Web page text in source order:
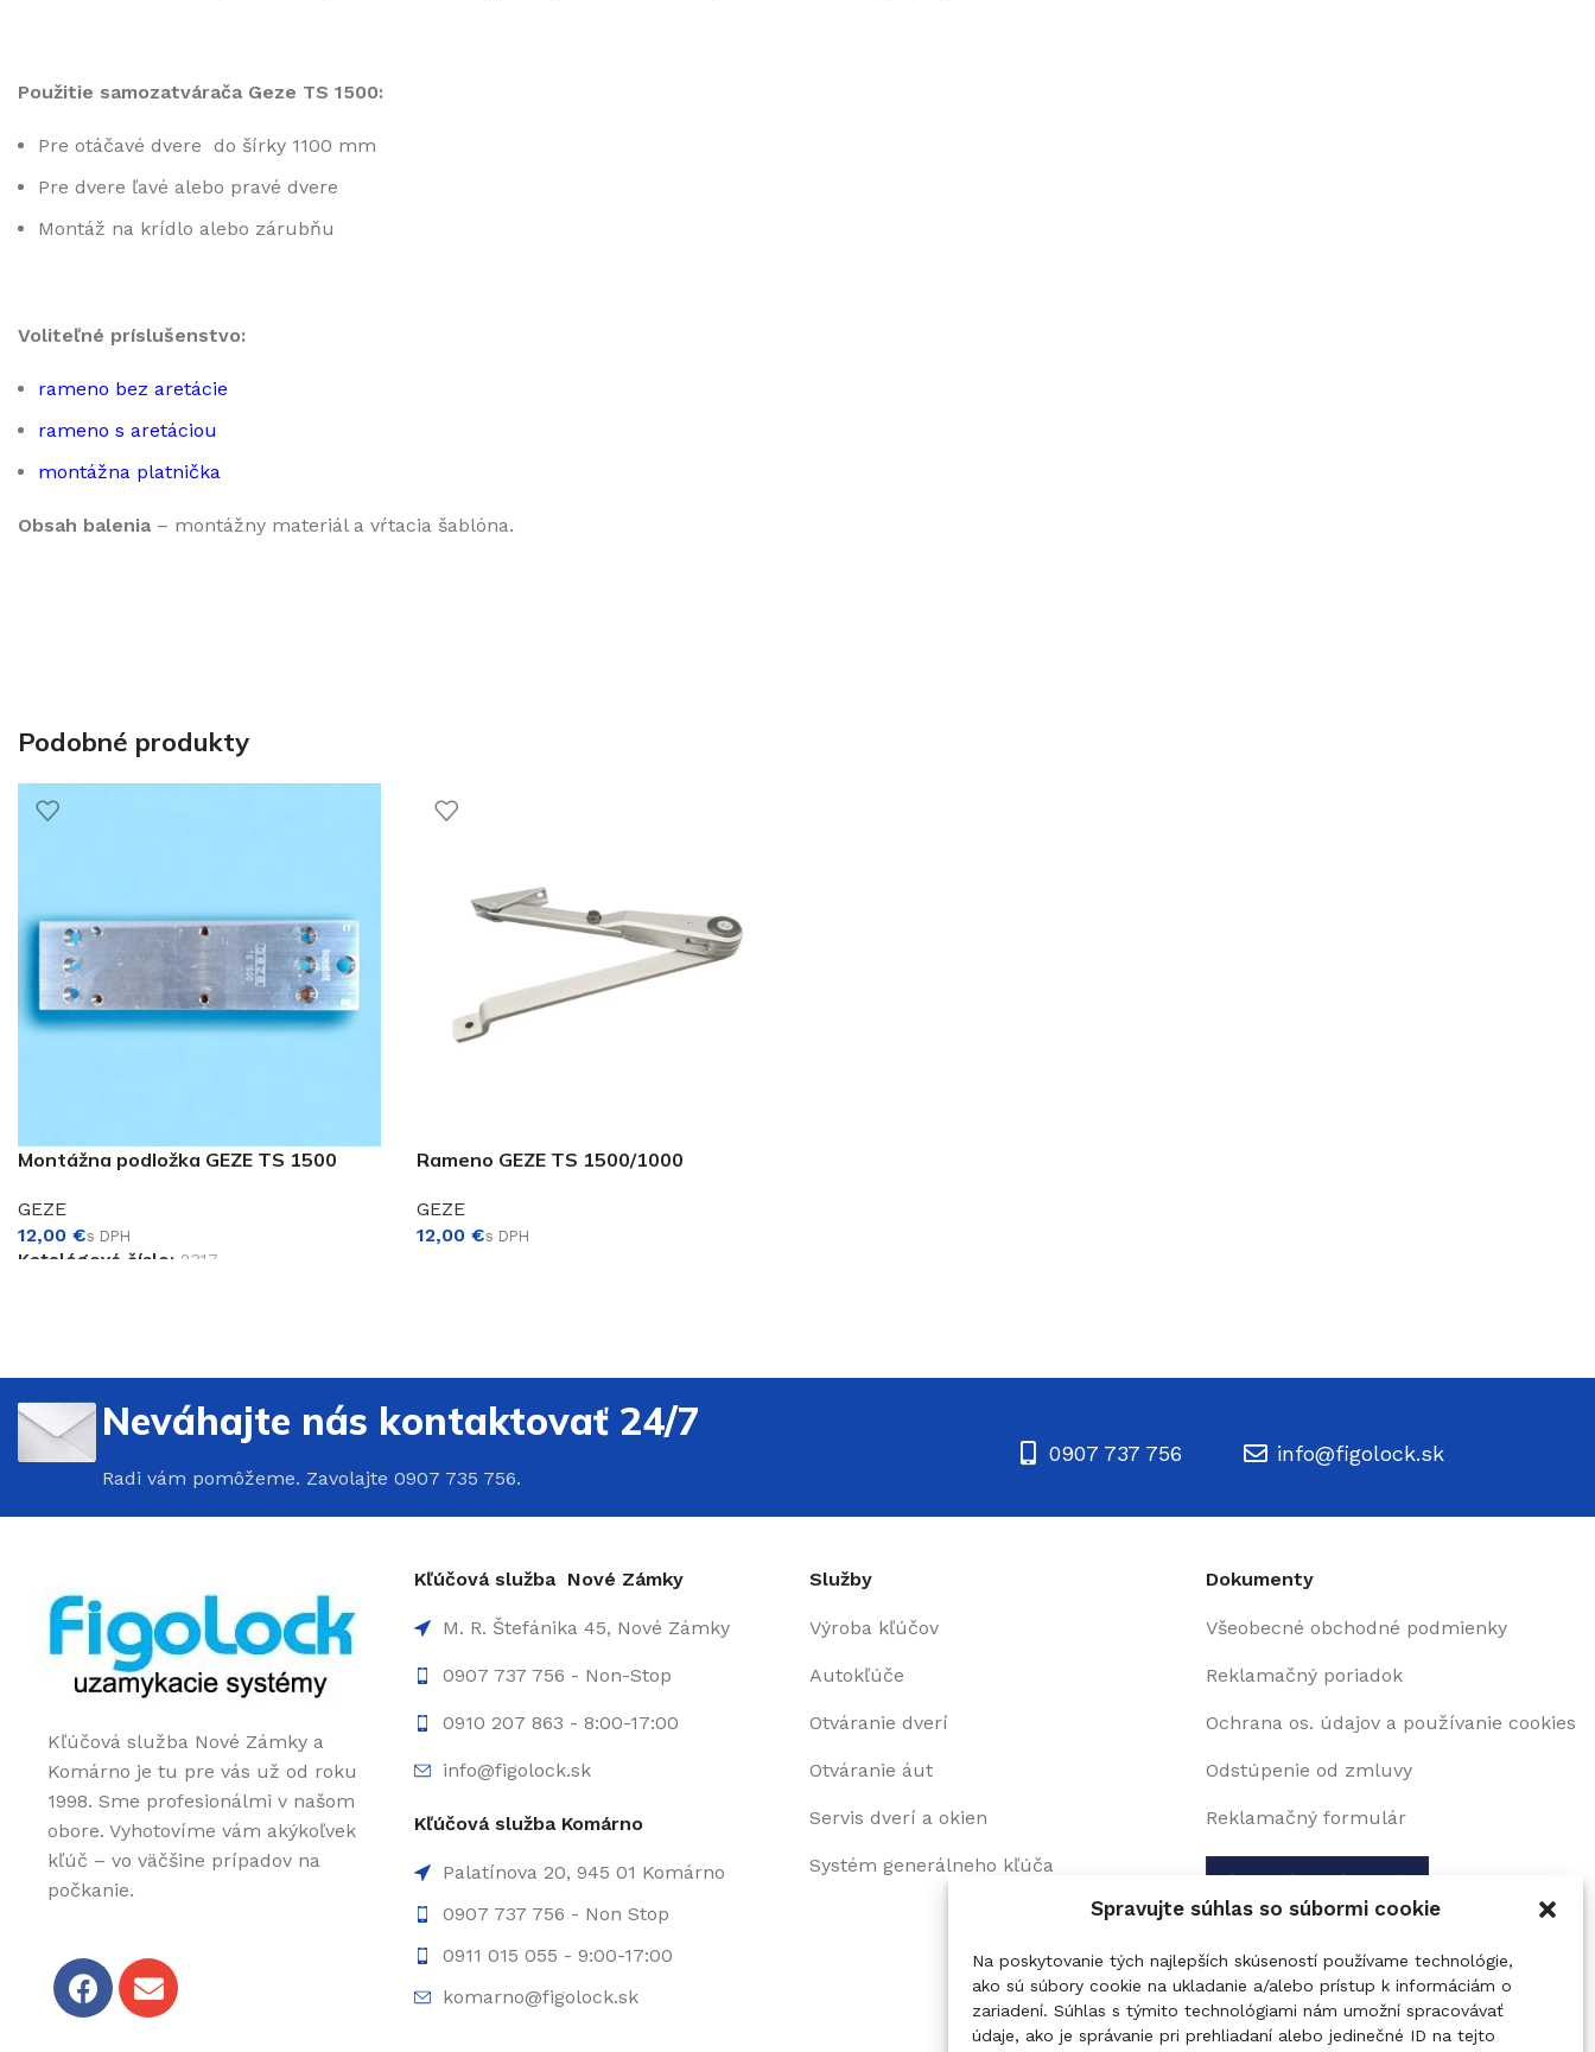
Spravujte súhlas so súbormi cookie
Na poskytovanie tých najlepších skúseností používame technológie,
ako sú súbory cookie na ukladanie a/alebo prístup k informáciám o
zariadení. Súhlas s týmito technológiami nám umožní spracovávať
údaje, ako je správanie pri prehliadaní alebo jedinečné ID na tejto
Použitie samozatvárača Geze TS 1500:
Pre otáčavé dvere do šírky 1100 mm
Pre dvere ľavé alebo pravé dvere
Montáž na krídlo alebo zárubňu
Voliteľné príslušenstvo:
rameno bez aretácie
rameno s aretáciou
montážna platnička
Obsah balenia – montážny materiál a vŕtacia šablóna.
Podobné produkty
Montážna podložka GEZE TS 1500
GEZE
€
Katalógové číslo: 2317
Rameno GEZE TS 1500/1000
GEZE
€
Neváhajte nás kontaktovať 24/7
Radi vám pomôžeme. Zavolajte 0907 735 756.
0907 737 756 info@figolock.sk
Kľúčová služba Nové Zámky a
Komárno je tu pre vás už od roku
1998. Sme profesionálmi v našom
obore. Vyhotovíme vám akýkoľvek
kľúč – vo väčšine prípadov na
počkanie.
Kľúčová služba Nové Zámky
M. R. Štefánika 45, Nové Zámky
0907 737 756 - Non-Stop
0910 207 863 - 8:00-17:00
info@figolock.sk
Kľúčová služba Komárno
Palatínova 20, 945 01 Komárno
0907 737 756 - Non Stop
0911 015 055 - 9:00-17:00
komarno@figolock.sk
Služby
Výroba kľúčov
Autokľúče
Otváranie dverí
Otváranie áut
Servis dverí a okien
Systém generálneho kľúča
Dokumenty
Všeobecné obchodné podmienky
Reklamačný poriadok
Ochrana os. údajov a používanie cookies
Odstúpenie od zmluvy
Reklamačný formulár